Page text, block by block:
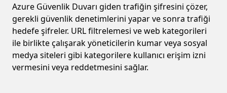
Azure Güvenlik Duvarı giden trafiğin şifresini çözer,
gerekli güvenlik denetimlerini yapar ve sonra trafiği
hedefe şifreler. URL filtrelemesi ve web kategorileri
ile birlikte çalışarak yöneticilerin kumar veya sosyal
medya siteleri gibi kategorilere kullanıcı erişim izni
vermesini veya reddetmesini sağlar.